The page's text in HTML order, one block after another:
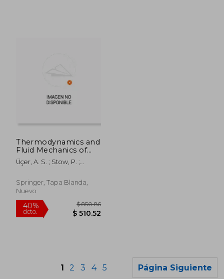
dcto. $ 57.94
Thermodynamics and
Fluid Mechanics of
Turbomachinery:
Volumes I and II (en
Üçer, A. S. ; Stow, P. ;
Springer, Tapa Blanda,
Nuevo
1 2 3 4 5 Página Siguiente